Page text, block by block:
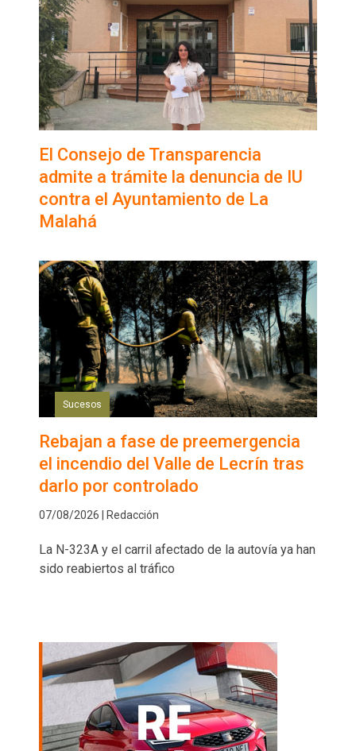
El Consejo de Transparencia
admite a trámite la denuncia de IU
contra el Ayuntamiento de La
Malahá
Sucesos
Rebajan a fase de preemergencia
el incendio del Valle de Lecrín tras
darlo por controlado
07/08/2026 | Redacción
La N-323A y el carril afectado de la autovía ya han
sido reabiertos al tráfico